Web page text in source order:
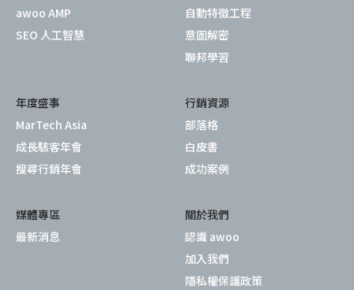
awoo AMP
SEO 人工智慧
自動特徵工程
意圖解密
聯邦學習
年度盛事
MarTech Asia
成長駭客年會
搜尋行銷年會
行銷資源
部落格
白皮書
成功案例
媒體專區
最新消息
關於我們
認識 awoo
加入我們
隱私權保護政策